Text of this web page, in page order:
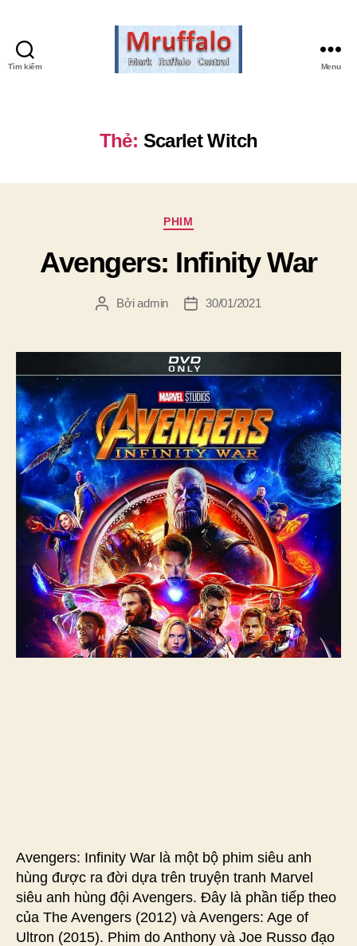
Tìm kiếm Menu
Thẻ: Scarlet Witch
Chuyên
PHIM
Avengers: Infinity War
TácBởiadmin
Ngày30/01/2021
Avengers: Infinity War là một bộ phim siêu anh
hùng được ra đời dựa trên truyện tranh Marvel
siêu anh hùng đội Avengers. Đây là phần tiếp theo
của The Avengers (2012) và Avengers: Age of
Ultron (2015). Phim do Anthony và Joe Russo đạo